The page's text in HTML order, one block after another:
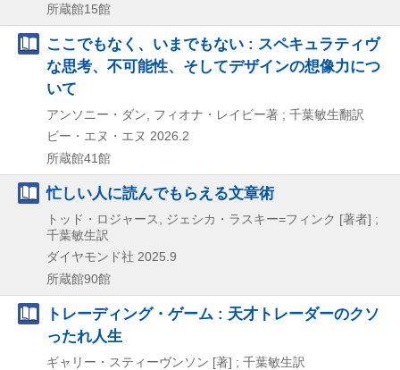
所蔵館15館
ここでもなく、いまでもない : スペキュラティヴ
な思考、不可能性、そしてデザインの想像力につ
いて
アンソニー・ダン, フィオナ・レイビー著 ; 千葉敏生翻訳
ビー・エヌ・エヌ 2026.2
所蔵館41館
忙しい人に読んでもらえる文章術
トッド・ロジャース, ジェシカ・ラスキー=フィンク [著者] ;
千葉敏生訳
ダイヤモンド社 2025.9
所蔵館90館
トレーディング・ゲーム : 天才トレーダーのクソ
ったれ人生
ギャリー・スティーヴンソン [著] ; 千葉敏生訳